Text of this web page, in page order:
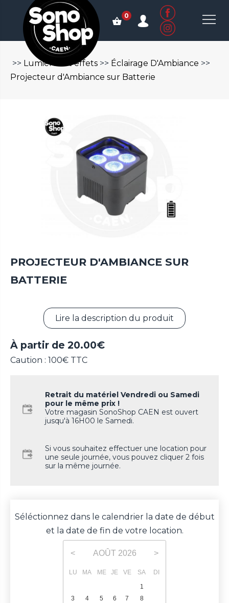
0
>> Lumières et effets >> Éclairage D'Ambiance >>
Projecteur d'Ambiance sur Batterie
PROJECTEUR D'AMBIANCE SUR
BATTERIE
Lire la description du produit
À partir de 20.00€
Caution : 100€ TTC
Retrait du matériel Vendredi ou Samedi
pour le même prix !
Votre magasin SonoShop CAEN est ouvert
jusqu'à 16H00 le Samedi.
Si vous souhaitez effectuer une location pour
une seule journée, vous pouvez cliquer 2 fois
sur la même journée.
Séléctionnez dans le calendrier la date de début
et la date de fin de votre location.
< AOÛT 2026 >
LU MA ME JE VE SA
DI
1
3
4 5 6 7 8